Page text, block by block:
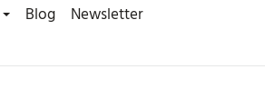
Blog Newsletter